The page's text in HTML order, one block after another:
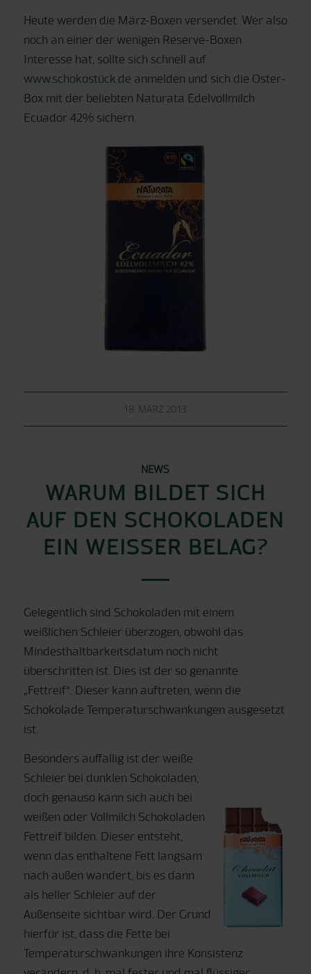
Heute werden die März-Boxen versendet. Wer also
noch an einer der wenigen Reserve-Boxen
Interesse hat, sollte sich schnell auf
www.schokostück.de anmelden und sich die Oster-
Box mit der beliebten Naturata Edelvollmilch
Ecuador 42% sichern.
18. MÄRZ 2013
NEWS
WARUM BILDET SICH
AUF DEN SCHOKOLADEN
EIN WEISSER BELAG?
Gelegentlich sind Schokoladen mit einem
weißlichen Schleier überzogen, obwohl das
Mindesthaltbarkeitsdatum noch nicht
überschritten ist. Dies ist der so genannte
„Fettreif“. Dieser kann auftreten, wenn die
Schokolade Temperaturschwankungen ausgesetzt
ist.
Besonders auffällig ist der weiße
Schleier bei dunklen Schokoladen,
doch genauso kann sich auch bei
weißen oder Vollmilch Schokoladen
Fettreif bilden. Dieser entsteht,
wenn das enthaltene Fett langsam
nach außen wandert, bis es dann
als heller Schleier auf der
Außenseite sichtbar wird. Der Grund
hierfür ist, dass die Fette bei
Temperaturschwankungen ihre Konsistenz